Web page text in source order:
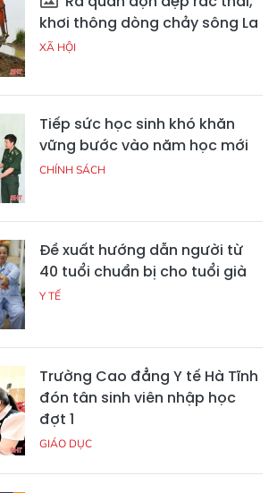
khơi thông dòng chảy sông La
XÃ HỘI
Tiếp sức học sinh khó khăn
vững bước vào năm học mới
CHÍNH SÁCH
Đề xuất hướng dẫn người từ
40 tuổi chuẩn bị cho tuổi già
Y TẾ
Trường Cao đẳng Y tế Hà Tĩnh
đón tân sinh viên nhập học
đợt 1
GIÁO DỤC